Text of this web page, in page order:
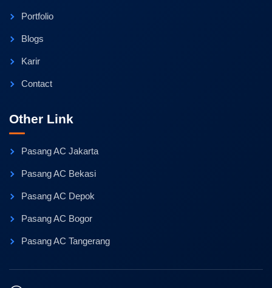
Portfolio
Blogs
Karir
Contact
Other Link
Pasang AC Jakarta
Pasang AC Bekasi
Pasang AC Depok
Pasang AC Bogor
Pasang AC Tangerang